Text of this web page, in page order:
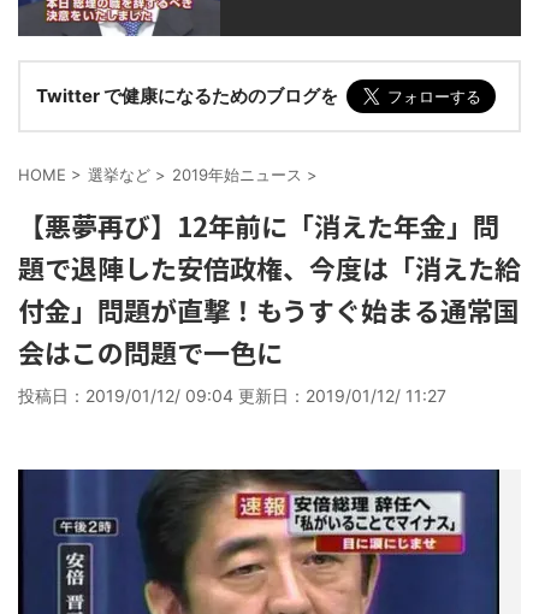
Twitter で健康になるためのブログを
HOME > 選挙など > 2019年始ニュース >
【悪夢再び】12年前に「消えた年金」問
題で退陣した安倍政権、今度は「消えた給
付金」問題が直撃！もうすぐ始まる通常国
会はこの問題で一色に
投稿日：2019/01/12/ 09:04 更新日： 2019/01/12/ 11:27